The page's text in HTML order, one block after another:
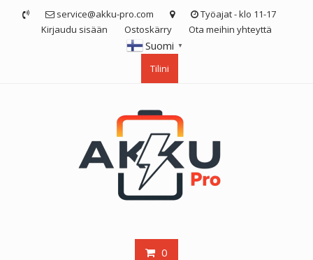
service@akku-pro.com
Työajat - klo 11-17
Kirjaudu sisään
Ostoskärry Ota meihin yhteyttä
Suomi ▼
Tilini
0